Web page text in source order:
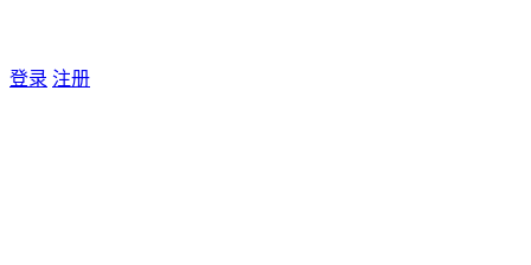
登录 注册